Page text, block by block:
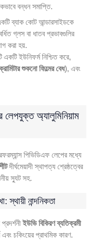
বন্ধন সমাপ্তি.
ব্যাক কোট আন্ডারসাইডকে
গ্লস বা ধাতব প্রভাবগুলির
করা হয়.
একটি ইউনিফর্ম নিশ্চিত করে,
শুকনো ফিল্মের বেধ), এবং
লেপযুক্ত অ্যালুমিনিয়াম
পিভিডিএফ লেপের মধ্যে
দীর্ঘমেয়াদী স্থাপত্য শ্রেষ্ঠত্বের
স্যুট সহ.
নান্দনিকতা
ইউভি বিকিরণ ব্যতিক্রমী
এবং চকিংয়ের প্রাথমিক কারণ.